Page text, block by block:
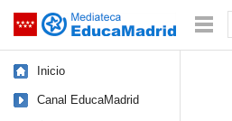
Saltar navegación
Inicio
Canal EducaMadrid